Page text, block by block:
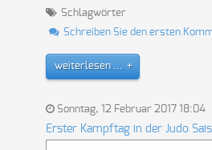
Schlagwörter
Schreiben Sie den ersten
weiterlesen ...
Sonntag, 12 Februar 2017 18:04
Erster Kampftag in der Judo